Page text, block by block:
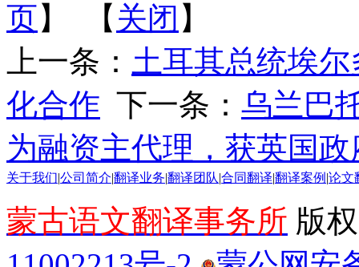
页】 【 关闭 】
上一条： 土耳其总统埃
化合作 下一条： 乌兰巴
为融资主代理，获英国
关于我们 公司简介 翻译业务 翻译团队 合同翻译 翻译案例 论文
蒙古语文翻译事务所 版